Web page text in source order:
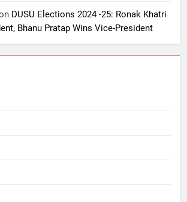
DUSU Elections 2024 -25: Ronak Khatri
Bhanu Pratap Wins Vice-President